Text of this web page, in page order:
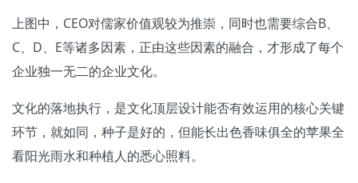
上图中，CEO对儒家价值观较为推崇，同时也需要综合B、
C、D、E等诸多因素，正由这些因素的融合，才形成了每个
企业独一无二的企业文化。
文化的落地执行，是文化顶层设计能否有效运用的核心关键
环节，就如同，种子是好的，但能长出色香味俱全的苹果全
看阳光雨水和种植人的悉心照料。